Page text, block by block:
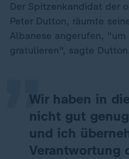
Der Spitzenkandidat der
Peter Dutton, räumte
Albanese angerufen,
gratulieren", sagte Dutton.
Wir haben in
nicht gut
und ich
Verantwortung
„